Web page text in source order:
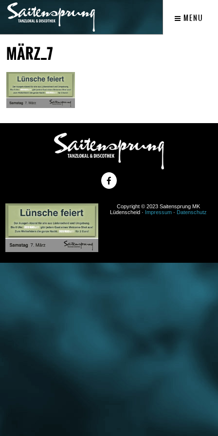
MENU
MÄRZ_7
Copyright © 2023 Saitensprung MK
Lüdenscheid · Impressum · Datenschutz